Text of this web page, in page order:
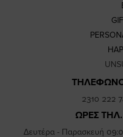
ΤΗΛΕΦΩΝΟ
2310 222
ΩΡΕΣ
Δευτέρα - Παρασκευή